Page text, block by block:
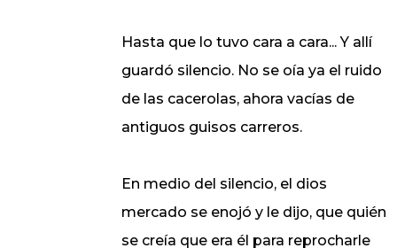
Hasta que lo tuvo cara a cara... Y allí
guardó silencio. No se oía ya el ruido
de las cacerolas, ahora vacías de
antiguos guisos carreros.
En medio del silencio, el dios
mercado se enojó y le dijo, que quién
se creía que era él para reprocharle